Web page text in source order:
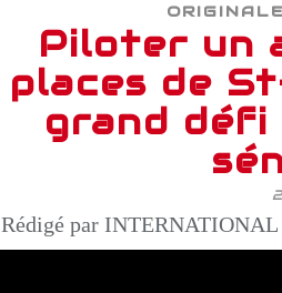
Piloter un
places de
grand défi
Rédigé par